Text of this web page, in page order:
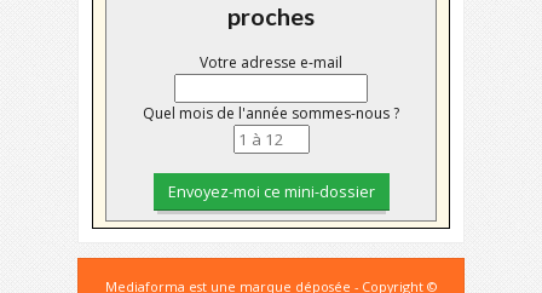
proches
Votre adresse e-mail
Quel mois de l'année sommes-nous ?
Mediaforma est une marque déposée - Copyright ©